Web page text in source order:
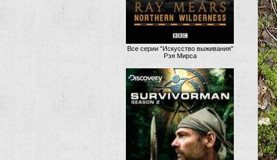
Все серии "Искусство выживания"
Рэя Мирса